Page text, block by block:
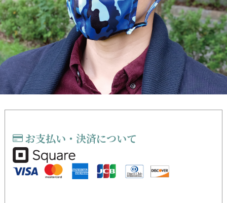
お支払い・決済について